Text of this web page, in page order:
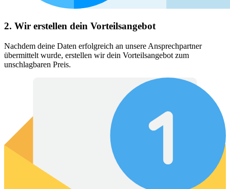
2. Wir erstellen dein Vorteilsangebot
Nachdem deine Daten erfolgreich an unsere Ansprechpartner
übermittelt wurde, erstellen wir dein Vorteilsangebot zum
unschlagbaren Preis.